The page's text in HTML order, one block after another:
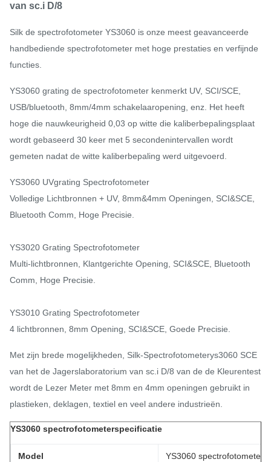
van sc.i D/8
Silk de spectrofotometer YS3060 is onze meest geavanceerde
handbediende spectrofotometer met hoge prestaties en verfijnde
functies.
YS3060 grating de spectrofotometer kenmerkt UV, SCI/SCE,
USB/bluetooth, 8mm/4mm schakelaaropening, enz. Het heeft
hoge die nauwkeurigheid 0,03 op witte die kaliberbepalingsplaat
wordt gebaseerd 30 keer met 5 secondenintervallen wordt
gemeten nadat de witte kaliberbepaling werd uitgevoerd.
YS3060 UVgrating Spectrofotometer
Volledige Lichtbronnen + UV, 8mm&4mm Openingen, SCI&SCE,
Bluetooth Comm, Hoge Precisie.
YS3020 Grating Spectrofotometer
Multi-lichtbronnen, Klantgerichte Opening, SCI&SCE, Bluetooth
Comm, Hoge Precisie.
YS3010 Grating Spectrofotometer
4 lichtbronnen, 8mm Opening, SCI&SCE, Goede Precisie.
Met zijn brede mogelijkheden, Silk-Spectrofotometerys3060 SCE
van het de Jagerslaboratorium van sc.i D/8 van de de Kleurentest
wordt de Lezer Meter met 8mm en 4mm openingen gebruikt in
plastieken, deklagen, textiel en veel andere industrieën.
YS3060 spectrofotometerspecificatie
Model YS3060 spectrofotometer